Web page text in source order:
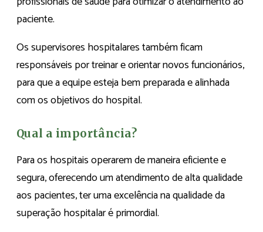
paciente.
Os supervisores hospitalares também ficam
responsáveis por treinar e orientar novos funcionários,
para que a equipe esteja bem preparada e alinhada
com os objetivos do hospital.
Qual a importância?
Para os hospitais operarem de maneira eficiente e
segura, oferecendo um atendimento de alta qualidade
aos pacientes, ter uma excelência na qualidade da
superação hospitalar é primordial.